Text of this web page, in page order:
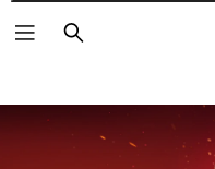
Rechercher